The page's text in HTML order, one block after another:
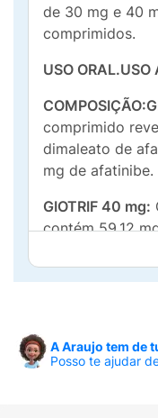
de 30 mg e 40
comprimidos.
USO ORAL.USO
comprimido
dimaleato de
mg de afatinibe.
GIOTRIF 40 mg:
contém 59,12
Excipientes:
macrogol,
indigotina (laca
A Araujo tem de
Posso te ajudar